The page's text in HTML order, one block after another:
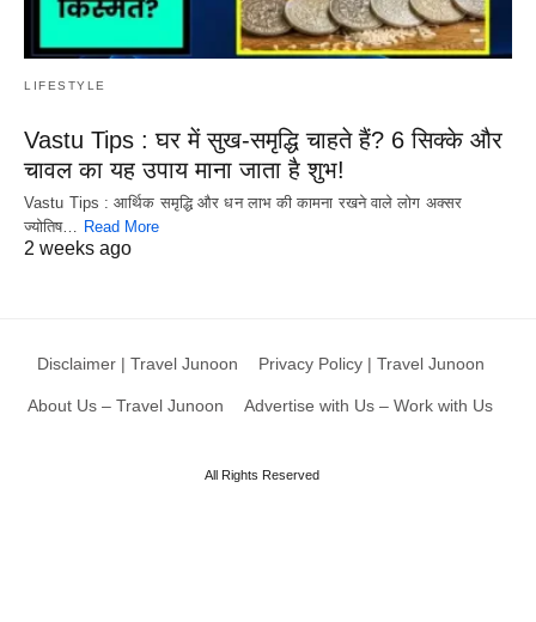
LIFESTYLE
Vastu Tips : घर में सुख-समृद्धि चाहते हैं? 6 सिक्के और
चावल का यह उपाय माना जाता है शुभ!
Vastu Tips : आर्थिक समृद्धि और धन लाभ की कामना रखने वाले लोग अक्सर
ज्योतिष… Read More
2 weeks ago
Disclaimer | Travel Junoon Privacy Policy | Travel Junoon
About Us – Travel Junoon Advertise with Us – Work with Us
All Rights Reserved